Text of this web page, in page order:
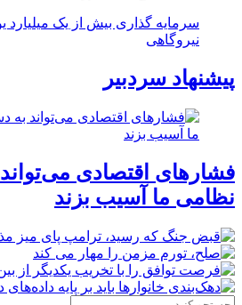
سرمایه گذاری بیش از یک
نیروگاهی
پیشنهاد سردبیر
فشارهای اقتصادی
نظامی ما آسیب بزند